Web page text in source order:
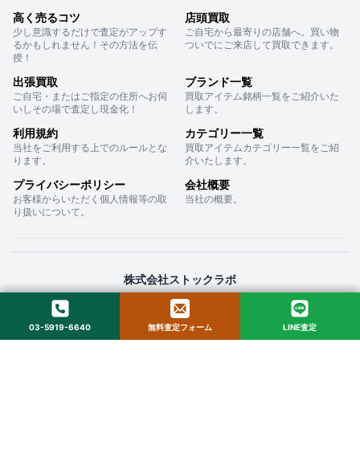
高く売るコツ
少し意識するだけで査定がアップす
るかもしれません！その方法を伝
授！
店頭買取
ご自宅から最寄りの店舗へ。買い物
ついでにご来店して買取できます。
出張買取
ご自宅・またはご指定の住所へお伺
いしその場で査定し現金化！
ブランド一覧
買取アイテム銘柄一覧をご紹介いた
します。
利用規約
当社をご利用する上でのルールとな
ります。
カテゴリー一覧
買取アイテムカテゴリー一覧をご紹
介いたします。
プライバシーポリシー
お客様からいただく個人情報等の取
り扱いについて。
会社概要
当社の概要。
株式会社ストックラボ
〒160-0022 東京都新宿区新宿２丁目１２−１６ セントフォービル ２０３
© 2025 StockLab. All Rights Reserved.
03-5919-6640 無料査定フォーム LINE査定